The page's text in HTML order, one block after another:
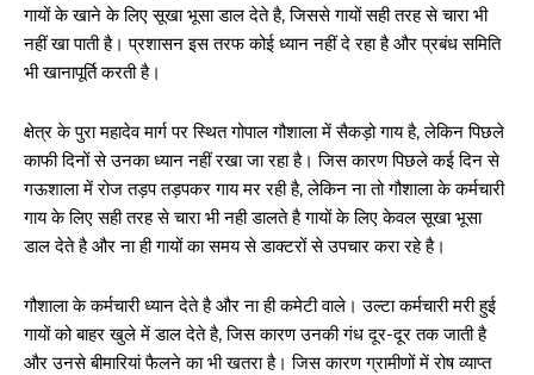
गायों के खाने के लिए सूखा भूसा डाल देते है, जिससे गायों सही तरह से चारा भी
नहीं खा पाती है। प्रशासन इस तरफ कोई ध्यान नहीं दे रहा है और प्रबंध समिति
भी खानापूर्ति करती है।
क्षेत्र के पुरा महादेव मार्ग पर स्थित गोपाल गौशाला में सैकड़ो गाय है, लेकिन पिछले
काफी दिनों से उनका ध्यान नहीं रखा जा रहा है। जिस कारण पिछले कई दिन से
गऊशाला में रोज तड़प तड़पकर गाय मर रही है, लेकिन ना तो गौशाला के कर्मचारी
गाय के लिए सही तरह से चारा भी नही डालते है गायों के लिए केवल सूखा भूसा
डाल देते है और ना ही गायों का समय से डाक्टरों से उपचार करा रहे है।
गौशाला के कर्मचारी ध्यान देते है और ना ही कमेटी वाले। उल्टा कर्मचारी मरी हुई
गायों को बाहर खुले में डाल देते है, जिस कारण उनकी गंध दूर-दूर तक जाती है
और उनसे बीमारियां फैलने का भी खतरा है। जिस कारण ग्रामीणों में रोष व्याप्त